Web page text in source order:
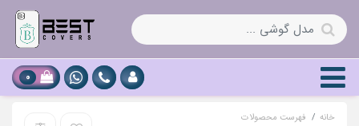
0
خانه فهرست محصولات